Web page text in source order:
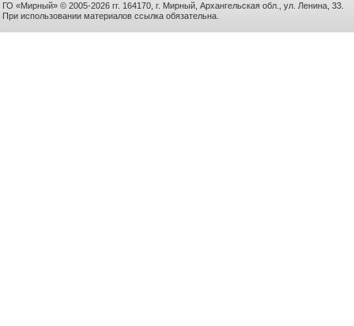
ГО «Мирный» © 2005-2026 гг. 164170, г. Мирный, Архангельская обл., ул. Ленина, 33.
При использовании материалов ссылка обязательна.